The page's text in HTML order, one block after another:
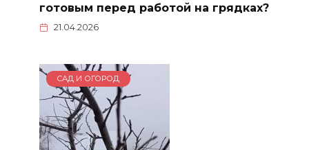
готовым перед работой на грядках?
21.04.2026
САД И ОГОРОД